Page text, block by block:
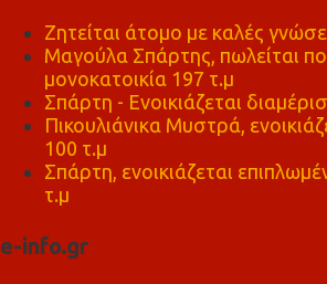
Ζητείται άτομο με καλές
Μαγούλα Σπάρτης, πωλείται
μονοκατοικία 197 τ.μ
Σπάρτη - Ενοικιάζεται
Πικουλιάνικα Μυστρά,
100 τ.μ
Σπάρτη, ενοικιάζεται
τ.μ
e-info.gr